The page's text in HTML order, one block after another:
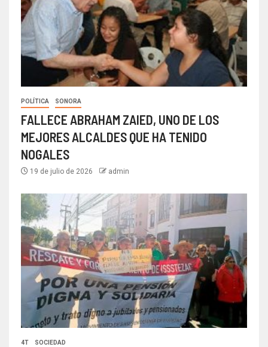
POLÍTICA SONORA
FALLECE ABRAHAM ZAIED, UNO DE LOS
MEJORES ALCALDES QUE HA TENIDO
NOGALES
19 de julio de 2026 admin
4T SOCIEDAD